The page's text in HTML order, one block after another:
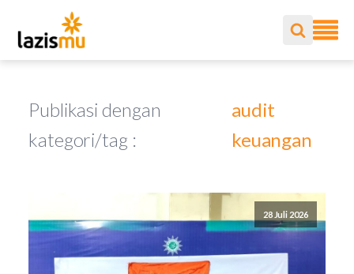
Publikasi dengan
kategori/tag :
audit
keuangan
28 Juli 2026